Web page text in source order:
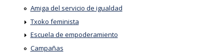
Amiga del servicio de igualdad
Txoko feminista
Escuela de empoderamiento
Campañas